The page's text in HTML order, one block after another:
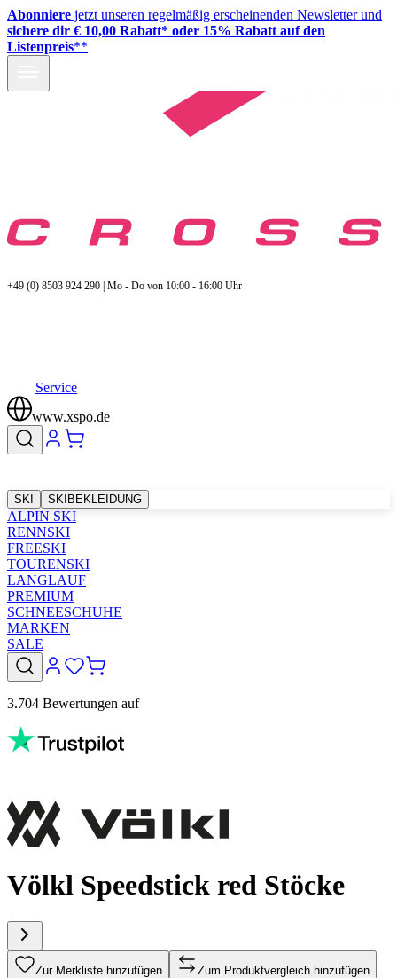
Abonniere jetzt unseren regelmäßig erscheinenden Newsletter und
sichere dir € 10,00 Rabatt* oder 15% Rabatt auf den
Listenpreis**
+49 (0) 8503 924 290 | Mo - Do von 10:00 - 16:00 Uhr
Service
www.xspo.de
SKI SKIBEKLEIDUNG
ALPIN SKI
RENNSKI
FREESKI
TOURENSKI
LANGLAUF
PREMIUM
SCHNEESCHUHE
MARKEN
SALE
3.704 Bewertungen auf
Völkl Speedstick red Stöcke
Zur Merkliste hinzufügen Zum Produktvergleich hinzufügen